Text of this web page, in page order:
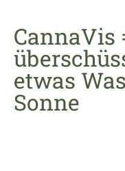
CannaVis
etwas
Sonne